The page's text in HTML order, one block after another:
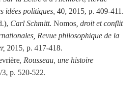
idées politiques, 40, 2015, p. 409-411.
Carl Schmitt. Nomos , droit et conflit
Revue philosophique de la
2015, p. 417-418.
Rousseau, une histoire
3, p. 520-522.